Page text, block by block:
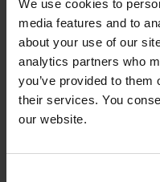
We use cookies to
media features and to
about your use of our
analytics partners who
you’ve provided to
their services. You
our website.
我们的全球技术专家
品。
我们将在您最需要
助。
我们的知识和经验
我们与您合作，以个